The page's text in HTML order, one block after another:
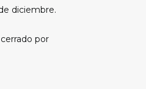
diciembre.
por